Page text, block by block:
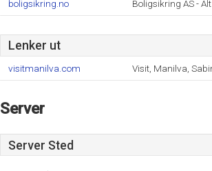
boligsikring.no Boligsikring AS -
Lenker ut
visitmanilva.com Visit, Manilva,
Server
Server Sted